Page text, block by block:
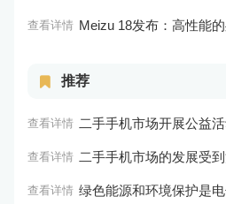
查看详情 Meizu 18发布：高性能的
推荐
查看详情 二手手机市场开展公益
查看详情 二手手机市场的发展受到消费者年龄结
查看详情 绿色能源和环境保护是电子商务